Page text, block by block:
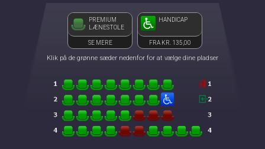
PREMIUM
LÆNESTOLE
SE MERE
HANDICAP
FRA KR. 135,00
Klik på de grønne sæder nedenfor for at vælge dine pladser